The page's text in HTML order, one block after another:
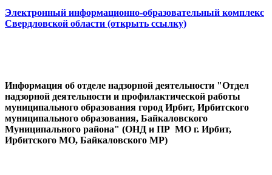
Электронный информационно-образовательный комплекс
Свердловской области (открыть ссылку)
Информация об отделе надзорной деятельности "Отдел
надзорной деятельности и профилактической работы
муниципального образования город Ирбит, Ирбитского
муниципального образования, Байкаловского
Муниципального района" (ОНД и ПР МО г. Ирбит,
Ирбитского МО, Байкаловского МР)